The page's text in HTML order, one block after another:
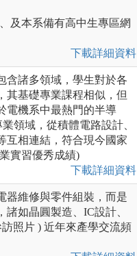
及本系備有高中生專區網
下載詳細資料
含諸多領域，學生對於各
其基礎專業課程相似，但
電機系中最熱門的半導
領域，從積體電路設計、
互相連結，符合現今國家
實習優秀成績)
下載詳細資料
器維修與零件組裝，而是
如晶圓製造、IC設計、
照片 ) 近年來產學交流頻